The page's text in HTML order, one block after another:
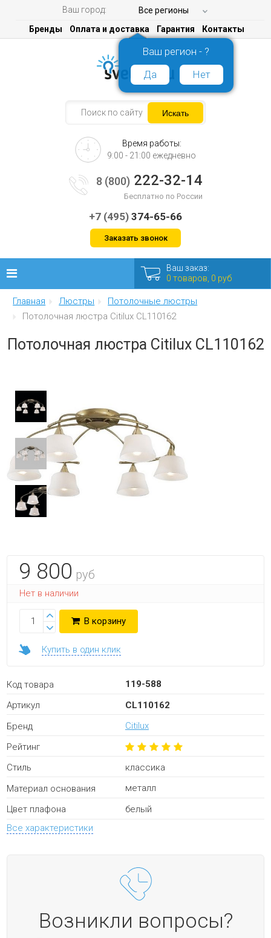
Ваш город: Все регионы
Ваш регион - ?
Да
Нет
Бренды Оплата и доставка Гарантия Контакты
Время работы:
9:00 - 21:00 ежедневно
8 (800) 222-32-14
Бесплатно по России
+7 (495) 374-65-66
Заказать звонок
Люстры
Уличные
Распродажа
Еще
Мебель
Ваш заказ:
0 товаров, 0 руб
Главная Люстры
Потолочные люстры
Потолочная люстра Citilux CL110162
Потолочная люстра Citilux CL110162
9 800 руб
Нет в наличии
В корзину
Купить в один клик
Код товара
119-588
Артикул
CL110162
Бренд
Citilux
Рейтинг
Стиль
классика
Материал основания
металл
Цвет плафона
белый
Все характеристики
Возникли вопросы?